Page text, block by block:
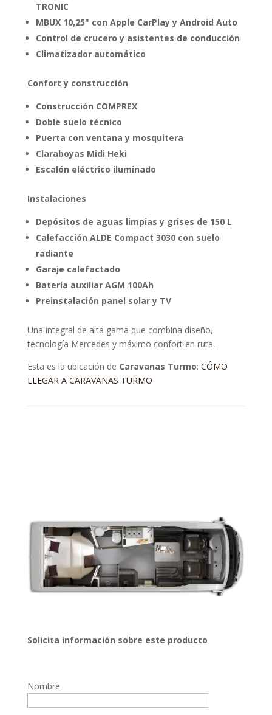
TRONIC
MBUX 10,25" con Apple CarPlay y Android Auto
Control de crucero y asistentes de conducción
Climatizador automático
Confort y construcción
Construcción COMPREX
Doble suelo técnico
Puerta con ventana y mosquitera
Claraboyas Midi Heki
Escalón eléctrico iluminado
Instalaciones
Depósitos de aguas limpias y grises de 150 L
Calefacción ALDE Compact 3030 con suelo
radiante
Garaje calefactado
Batería auxiliar AGM 100Ah
Preinstalación panel solar y TV
Una integral de alta gama que combina diseño,
tecnología Mercedes y máximo confort en ruta.
Esta es la ubicación de Caravanas Turmo: CÓMO
LLEGAR A CARAVANAS TURMO
Solicita información sobre este producto
Nombre